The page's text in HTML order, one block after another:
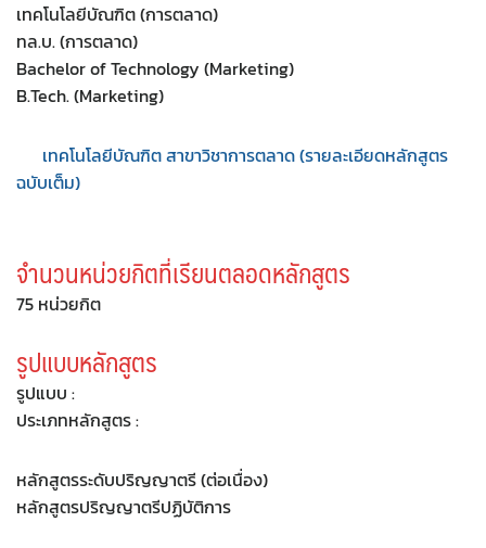
เทคโนโลยีบัณฑิต (การตลาด)
ทล.บ. (การตลาด)
Bachelor of Technology (Marketing)
B.Tech. (Marketing)
เทคโนโลยีบัณฑิต สาขาวิชาการตลาด (รายละเอียดหลักสูตร
ฉบับเต็ม)
จำนวนหน่วยกิตที่เรียนตลอดหลักสูตร
75 หน่วยกิต
รูปแบบหลักสูตร
รูปแบบ :
ประเภทหลักสูตร :
หลักสูตรระดับปริญญาตรี (ต่อเนื่อง)
หลักสูตรปริญญาตรีปฏิบัติการ